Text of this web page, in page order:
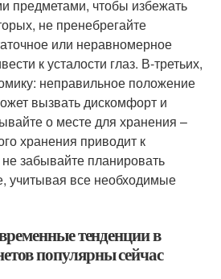
предметами, чтобы избежать
не пренебрегайте
или неравномерное
к усталости глаз. В-третьих,
неправильное положение
вызвать дискомфорт и
о месте для хранения –
хранения приводит к
забывайте планировать
учитывая все необходимые
тенденции в
популярны сейчас